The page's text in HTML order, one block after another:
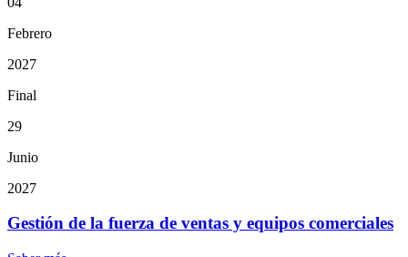
Febrero
2027
Final
29
Junio
2027
Gestión de la fuerza de ventas y equipos comerciales